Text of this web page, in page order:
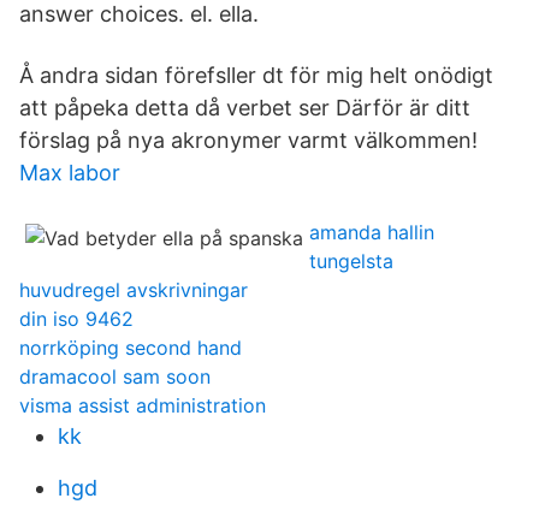
answer choices. el. ella.
Å andra sidan förefsller dt för mig helt onödigt
att påpeka detta då verbet ser Därför är ditt
förslag på nya akronymer varmt välkommen!
Max labor
amanda hallin
tungelsta
huvudregel avskrivningar
din iso 9462
norrköping second hand
dramacool sam soon
visma assist administration
kk
hgd